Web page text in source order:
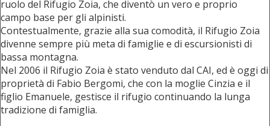
ruolo del Rifugio Zoia, che diventò un vero e proprio
campo base per gli alpinisti.
Contestualmente, grazie alla sua comodità, il Rifugio Zoia
divenne sempre più meta di famiglie e di escursionisti di
bassa montagna.
Nel 2006 il Rifugio Zoia è stato venduto dal CAI, ed è oggi di
proprietà di Fabio Bergomi, che con la moglie Cinzia e il
figlio Emanuele, gestisce il rifugio continuando la lunga
tradizione di famiglia.